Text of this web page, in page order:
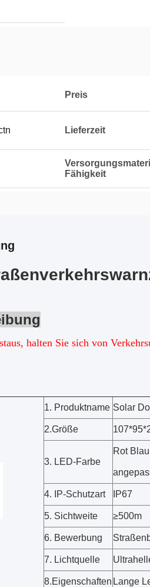
Preis
Lieferzeit
Fähigkeit
halten Sie sich von
1. Produktname Solar
2.Größe
3. LED-Farbe
Rot
4. IP-Schutzart IP67
5. Sichtweite ≥500m
6. Bewerbung
7. Lichtquelle
8.Eigenschaften Lange